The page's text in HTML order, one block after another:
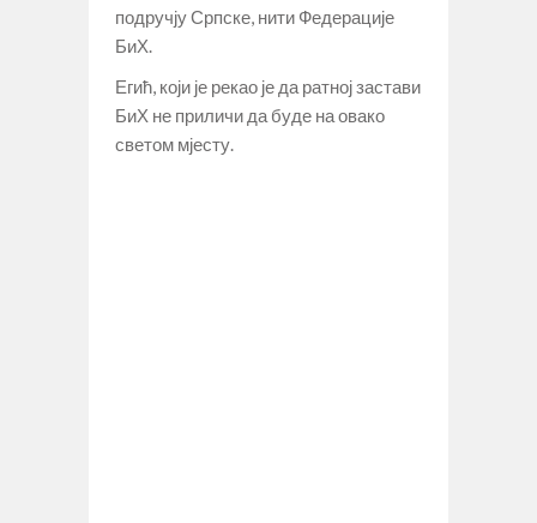
подручју Српске, нити Федерације
БиХ.
Егић, који је рекао је да ратној застави
БиХ не приличи да буде на овако
светом мјесту.